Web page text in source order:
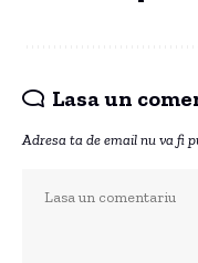
Lasa un
Adresa ta de email nu va fi